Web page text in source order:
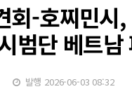
회-호찌민
범단 베트남
발행 2026-06-03 08:32